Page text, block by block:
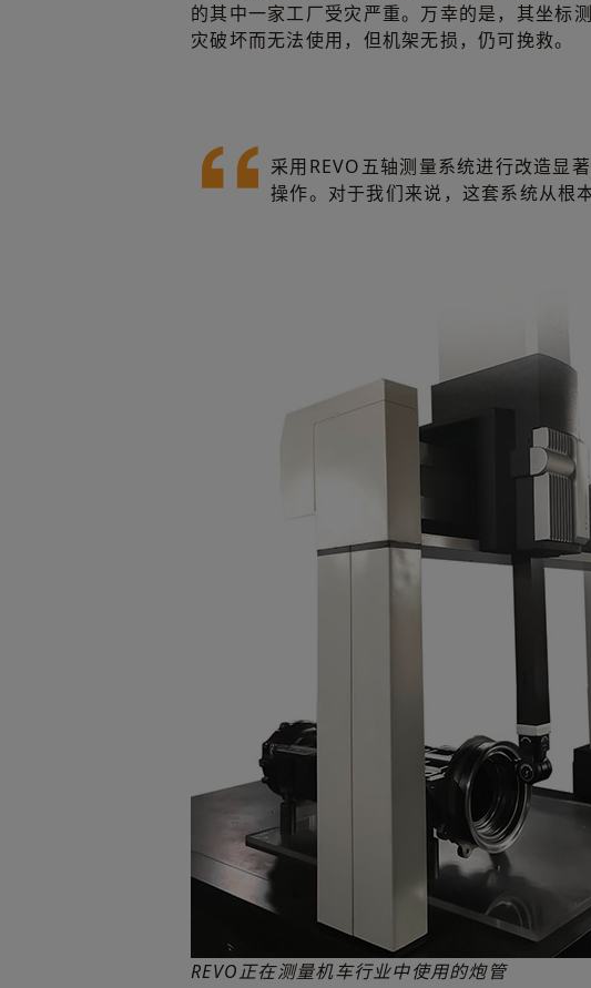
的其中一家工厂受灾严重。万幸的是，其坐标
灾破坏而无法使用，但机架无损，仍可挽救。
采用REVO五轴测量系统进行改造显
操作。对于我们来说，这套系统从根
REVO正在测量机车行业中使用的炮管